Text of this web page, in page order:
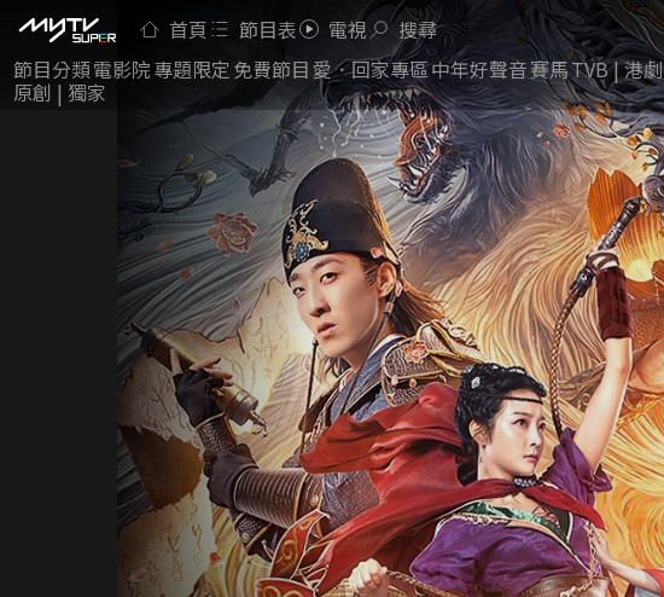
首頁 節目表 電視 搜尋
節目分類電影院專題限定 免費節目 愛．回家專區中年好聲音賽馬TVB | 港劇
原創 | 獨家